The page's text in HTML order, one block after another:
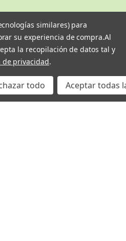
similares) para
su experiencia de compra.Al
la recopilación de datos tal y
de privacidad.
todo Aceptar todas